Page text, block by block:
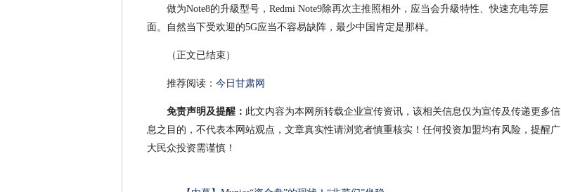
做为Note8的升級型号，Redmi Note9除再次主推照相外，应当会升級特性、快速充电等层
面。自然当下受欢迎的5G应当不容易缺阵，最少中国肯定是那样。
（正文已结束）
推荐阅读： 今日甘肃网
免责声明及提醒： 此文内容为本网所转载企业宣传资讯，该相关信息仅为宣传及传递更多信
息之目的，不代表本网站观点，文章真实性请浏览者慎重核实！任何投资加盟均有风险，提醒广
大民众投资需谨慎！